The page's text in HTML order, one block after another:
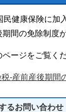
民健康保険に加
間の免除制度
ージをご覧くだ
-産前産後期間
るお問い合わせ